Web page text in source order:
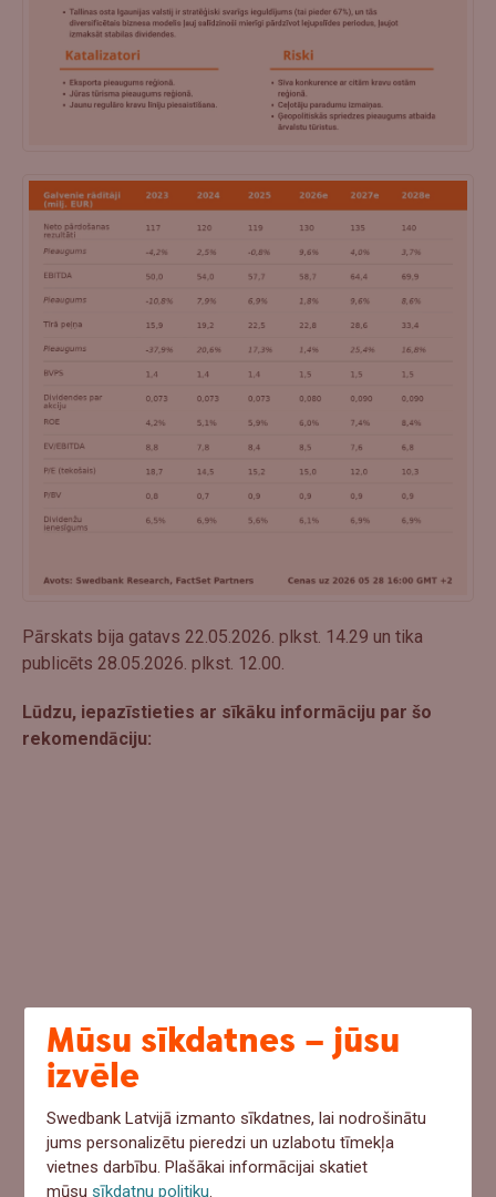
Pārskats bija gatavs 22.05.2026. plkst. 14.29 un tika
publicēts 28.05.2026. plkst. 12.00.
Lūdzu, iepazīstieties ar sīkāku informāciju par šo
rekomendāciju:
Mūsu sīkdatnes – jūsu
izvēle
Swedbank Latvijā izmanto sīkdatnes, lai nodrošinātu
jums personalizētu pieredzi un uzlabotu tīmekļa
vietnes darbību. Plašākai informācijai skatiet
mūsusīkdatņu politiku